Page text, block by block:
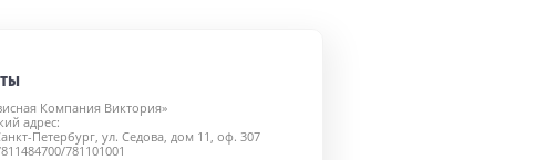
Компания Виктория»
адрес:
Петербург, ул. Седова, дом 11, оф. 307
781101001